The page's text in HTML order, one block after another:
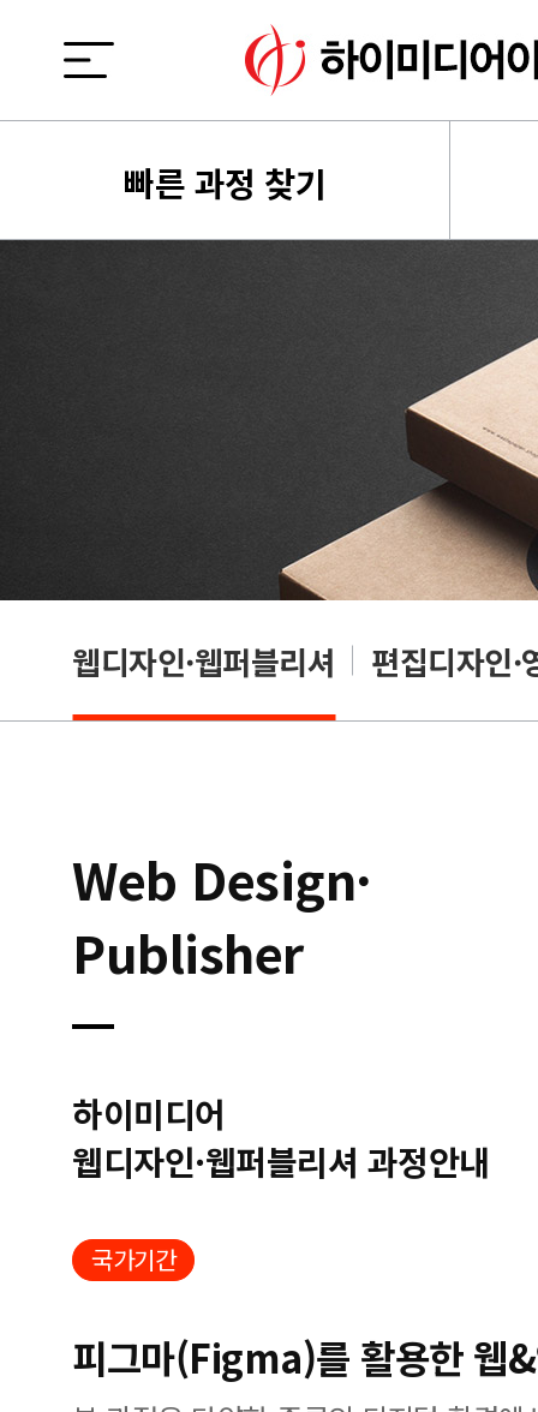
빠른 과정 찾기
웹디자인·웹퍼블리셔 편집디자인·
Web Design·
Publisher
하이미디어
웹디자인·웹퍼블리셔 과정안내
국가기간
피그마(Figma)를 활용한 웹